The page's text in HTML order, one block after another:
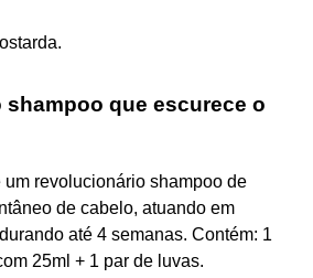
shampoo que escurece o
revolucionário shampoo de
de cabelo, atuando em
até 4 semanas. Contém: 1
25ml + 1 par de luvas.